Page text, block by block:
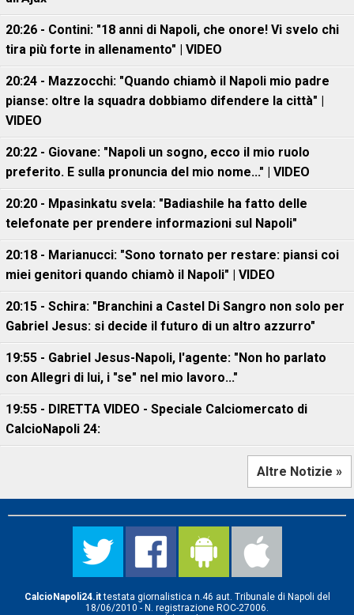
20:26 - Contini: "18 anni di Napoli, che onore! Vi svelo chi
tira più forte in allenamento" | VIDEO
20:24 - Mazzocchi: "Quando chiamò il Napoli mio padre
pianse: oltre la squadra dobbiamo difendere la città" |
VIDEO
20:22 - Giovane: "Napoli un sogno, ecco il mio ruolo
preferito. E sulla pronuncia del mio nome..." | VIDEO
20:20 - Mpasinkatu svela: "Badiashile ha fatto delle
telefonate per prendere informazioni sul Napoli"
20:18 - Marianucci: "Sono tornato per restare: piansi coi
miei genitori quando chiamò il Napoli" | VIDEO
20:15 - Schira: "Branchini a Castel Di Sangro non solo per
Gabriel Jesus: si decide il futuro di un altro azzurro"
19:55 - Gabriel Jesus-Napoli, l'agente: "Non ho parlato
con Allegri di lui, i "se" nel mio lavoro..."
19:55 - DIRETTA VIDEO - Speciale Calciomercato di
CalcioNapoli 24:
Altre Notizie »
CalcioNapoli24.ittestata giornalistica n.46 aut. Tribunale di Napoli del
18/06/2010 - N. registrazione ROC-27006.